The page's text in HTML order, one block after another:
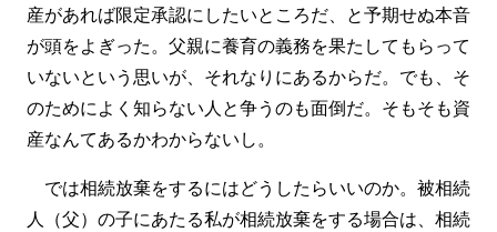
産があれば限定承認にしたいところだ、と予期せぬ本音
が頭をよぎった。父親に養育の義務を果たしてもらって
いないという思いが、それなりにあるからだ。でも、そ
のためによく知らない人と争うのも面倒だ。そもそも資
産なんてあるかわからないし。
では相続放棄をするにはどうしたらいいのか。被相続
人（父）の子にあたる私が相続放棄をする場合は、相続